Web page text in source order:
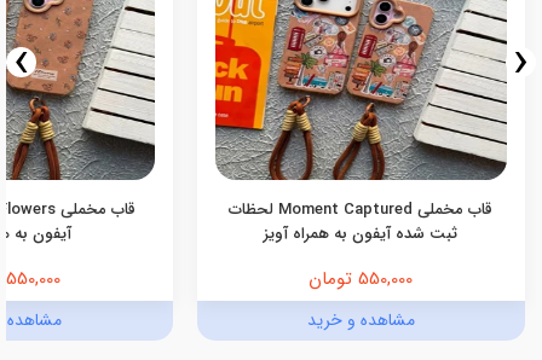
قاب مخملی Moment Captured لحظات
ثبت شده آیفون به همراه آویز
550,000 تومان
مشاهده و خرید
آیفون به
550,000 تومان
مشاهده
‹
›